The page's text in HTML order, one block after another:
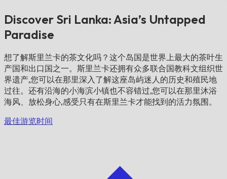
Discover Sri Lanka: Asia’s Untapped
Paradise
想了解斯里兰卡的茶文化吗？这个岛国是世界上最大的茶叶生
产国和出口国之一。斯里兰卡还拥有众多联合国教科文组织世
界遗产,您可以在那里深入了解这座岛屿迷人的历史和殖民地
过往。还有沿海的小海滨小镇也不容错过,您可以在那里沐浴
海风、放松身心,感受只有在斯里兰卡才能找到的活力氛围。
最佳游览时间